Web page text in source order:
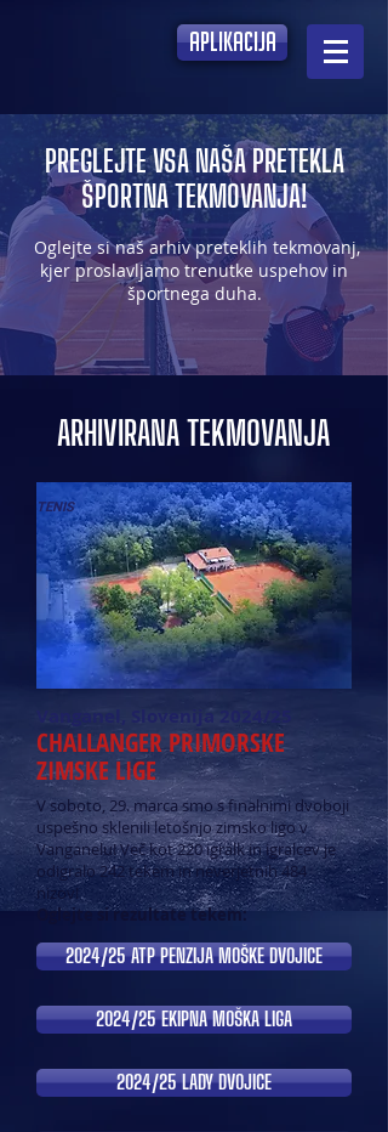
aplikacija
PREGLEJTE VSA NAŠA PRETEKLA
ŠPORTNA TEKMOVANJA!
Oglejte si naš arhiv preteklih tekmovanj,
kjer proslavljamo trenutke uspehov in
športnega duha.
ARHIVIRANA TEKMOVANJA
TENIS
Vanganel, Slovenija 2024/25
CHALLANGER PRIMORSKE
ZIMSKE LIGE
V soboto, 29. marca smo s finalnimi dvoboji
uspešno sklenili letošnjo zimsko ligo v
Vanganelu! Več kot 220 igralk in igralcev je
odigralo 242 tekem in neverjetnih 484
nizov!
Oglejte si rezultate tekem:
2024/25 ATP PENZIJA MOŠKE DVOJICE
2024/25 EKIPNA MOŠKA LIGA
2024/25 LADY DVOJICE